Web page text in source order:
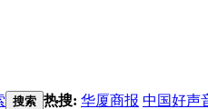
搜索 热搜: 华厦商报 中国好声